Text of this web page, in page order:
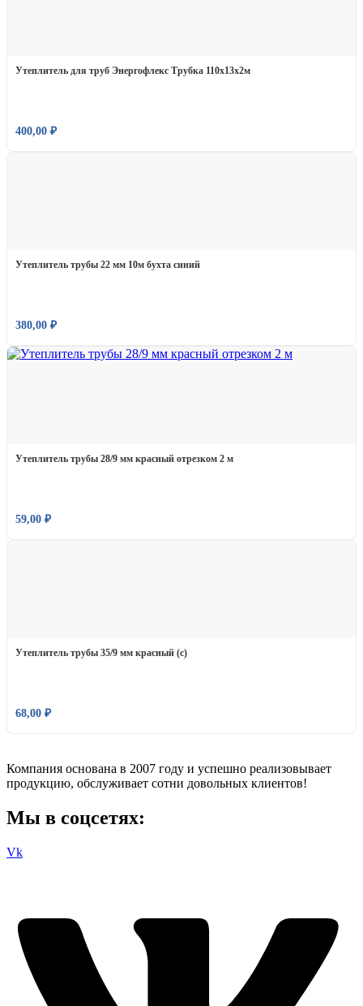
Утеплитель для труб Энергофлекс Трубка 110х13х2м
400,00 ₽
Утеплитель трубы 22 мм 10м бухта синий
380,00 ₽
Утеплитель трубы 28/9 мм красный отрезком 2 м
59,00 ₽
Утеплитель трубы 35/9 мм красный (с)
68,00 ₽
Компания основана в 2007 году и успешно реализовывает
продукцию, обслуживает сотни довольных клиентов!
Мы в соцсетях:
Vk